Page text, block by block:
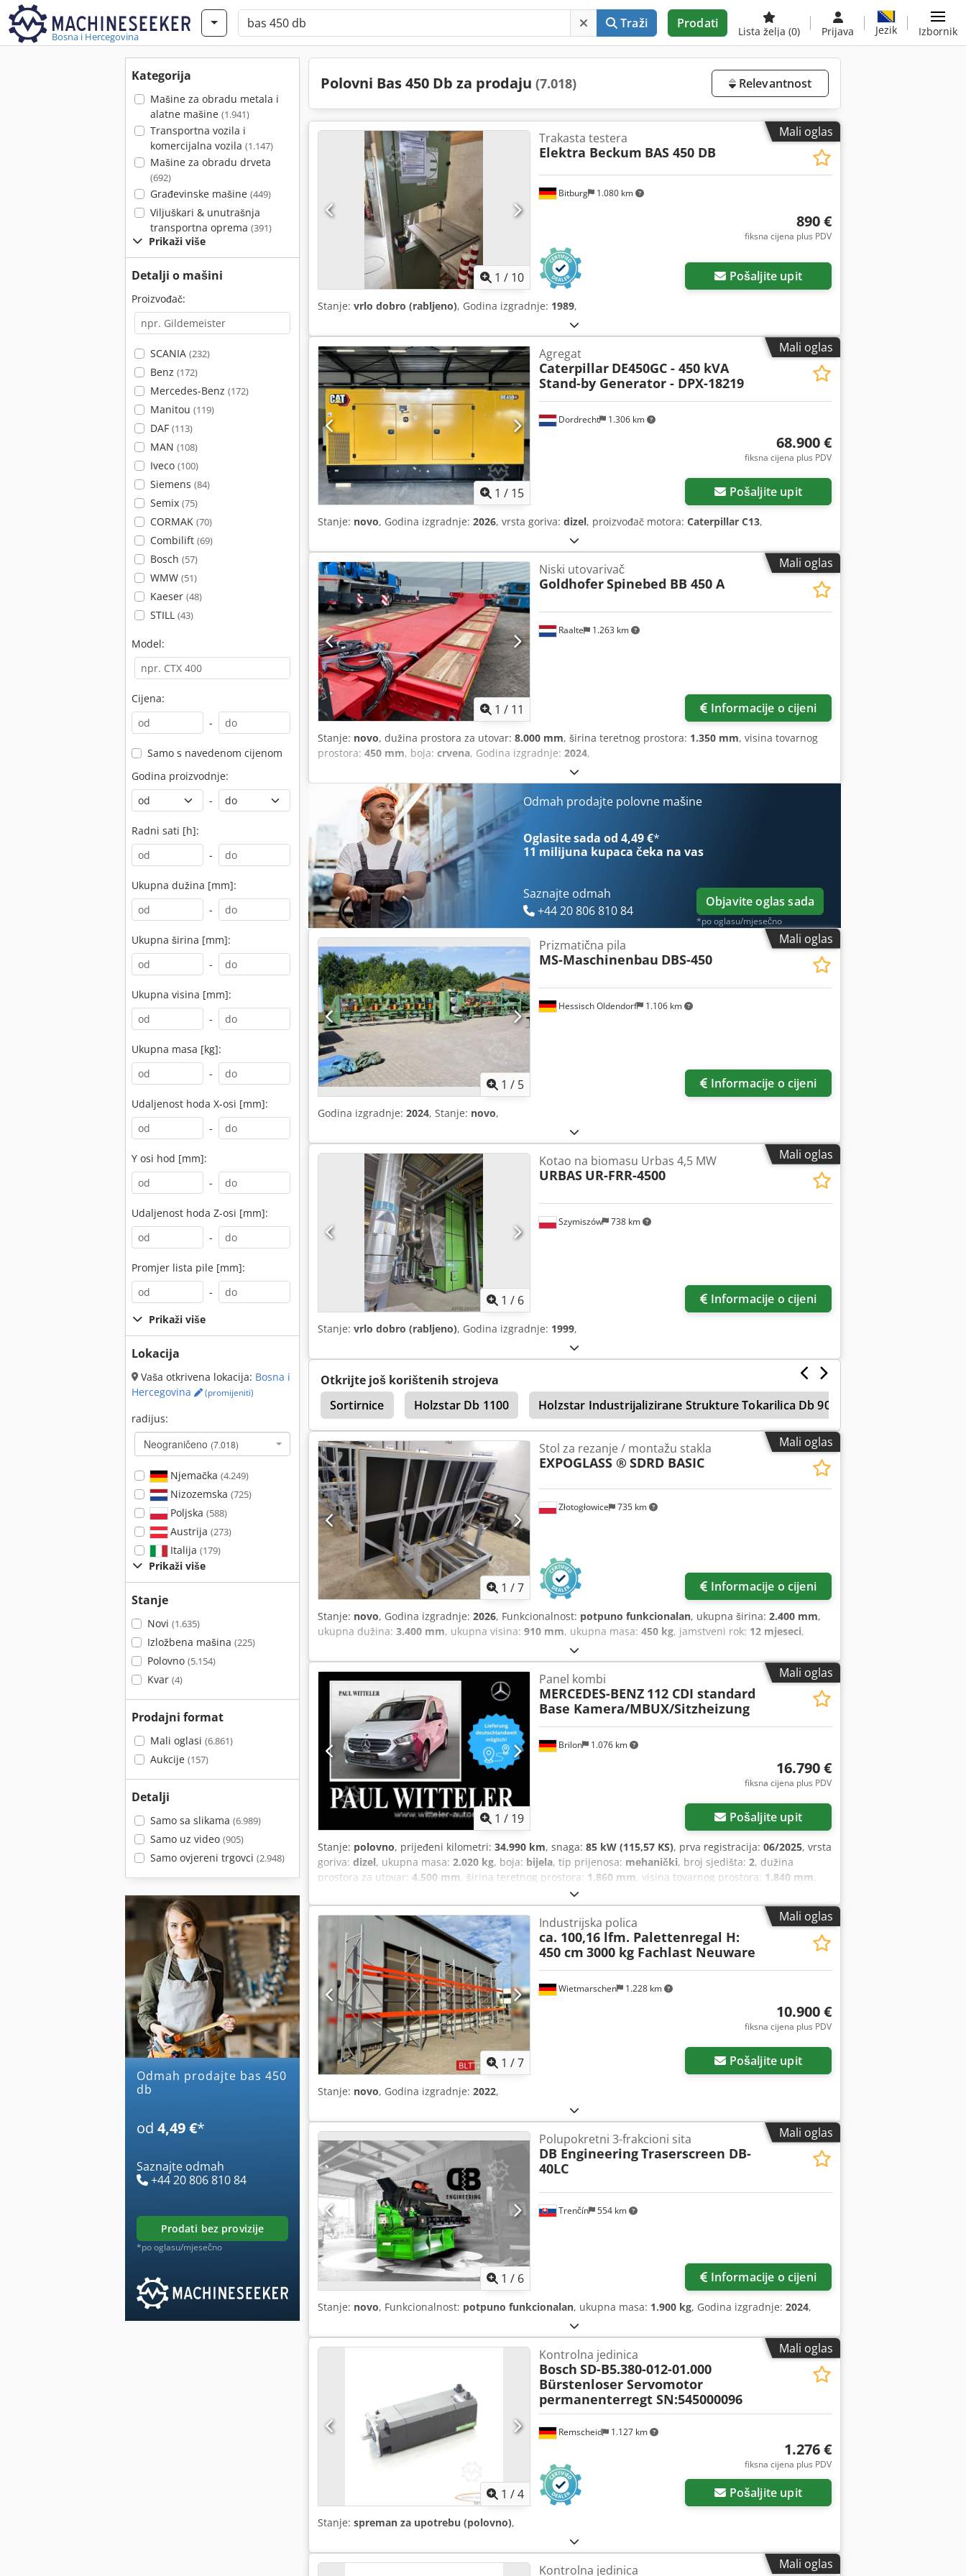
Bosna i Hercegovina
Traži Prodati
Lista želja (0) Prijava Jezik Izbornik
Kategorija
Mašine za obradu metala i
alatne mašine (1.941)
Transportna vozila i
komercijalna vozila (1.147)
Mašine za obradu drveta
(692)
Građevinske mašine (449)
Viljuškari & unutrašnja
transportna oprema (391)
Prikaži više
Detalji o mašini
Proizvođač:
SCANIA (232)
Benz (172)
Mercedes-Benz (172)
Manitou (119)
DAF (113)
MAN (108)
Iveco (100)
Siemens (84)
Semix (75)
CORMAK (70)
Combilift (69)
Bosch (57)
WMW (51)
Kaeser (48)
STILL (43)
Model:
Cijena:
-
Samo s navedenom cijenom
Godina proizvodnje:
-
Radni sati [h]:
-
Ukupna dužina [mm]:
-
Ukupna širina [mm]:
-
Ukupna visina [mm]:
-
Ukupna masa [kg]:
-
Udaljenost hoda X-osi [mm]:
-
Y osi hod [mm]:
-
Udaljenost hoda Z-osi [mm]:
-
Promjer lista pile [mm]:
-
Prikaži više
Lokacija
Vaša otkrivena lokacija: Bosna i
Hercegovina
(promijeniti)
radijus:
Neograničeno (7.018)
Njemačka (4.249)
Nizozemska (725)
Poljska (588)
Austrija (273)
Italija (179)
Prikaži više
Stanje
Novi (1.635)
Izložbena mašina (225)
Polovno (5.154)
Kvar (4)
Prodajni format
Mali oglasi (6.861)
Aukcije (157)
Detalji
Samo sa slikama (6.989)
Samo uz video (905)
Samo ovjereni trgovci (2.948)
Odmah prodajte bas 450
db
od 4,49 €*
Saznajte odmah
+44 20 806 810 84
prodati bez provizije
*po oglasu/mjesečno
Polovni Bas 450 Db za prodaju (7.018) Relevantnost
Mali oglas
1 / 10
Bitburg 1.080 km
Trakasta testera
Elektra Beckum BAS 450 DB
890 €
fiksna cijena plus PDV
Pošaljite upit
Stanje: vrlo dobro (rabljeno), Godina izgradnje: 1989,
Mali oglas
1 / 15
Dordrecht 1.306 km
Agregat
Caterpillar DE450GC - 450 kVA
Stand-by Generator - DPX-18219
68.900 €
fiksna cijena plus PDV
Pošaljite upit
Stanje: novo, Godina izgradnje: 2026, vrsta goriva: dizel, proizvođač motora: Caterpillar C13,
Mali oglas
1 / 11
Raalte 1.263 km
Niski utovarivač
GoldhoferSpinebed BB 450 A
Informacije o cijeni
Stanje: novo, dužina prostora za utovar: 8.000 mm, širina teretnog prostora: 1.350 mm, visina tovarnog
prostora: 450 mm, boja: crvena, Godina izgradnje: 2024,
Odmah prodajte polovne mašine
Oglasite sada od 4,49 €*
11 milijuna kupaca čeka na vas
Saznajte odmah
+44 20 806 810 84
Objavite oglas sada
*po oglasu/mjesečno
Mali oglas
1 / 5
Hessisch Oldendorf 1.106 km
Prizmatična pila
MS-Maschinenbau DBS-450
Informacije o cijeni
Godina izgradnje: 2024, Stanje: novo,
Mali oglas
1 / 6
Szymiszów 738 km
Kotao na biomasu Urbas 4,5 MW
URBAS UR-FRR-4500
Informacije o cijeni
Stanje: vrlo dobro (rabljeno), Godina izgradnje: 1999,
Otkrijte još korištenih strojeva
Sortirnice
Holzstar Db 1100 Holzstar Industrijalizirane Strukture Tokarilica Db 900
Mali oglas
1 /7
Złotogłowice 735 km
Stol za rezanje / montažu stakla
EXPOGLASS ® SDRD BASIC
Informacije o cijeni
Stanje: novo, Godina izgradnje: 2026, Funkcionalnost: potpuno funkcionalan, ukupna širina: 2.400 mm,
ukupna dužina: 3.400 mm, ukupna visina: 910 mm, ukupna masa: 450 kg, jamstveni rok: 12 mjeseci,
Mali oglas
1 / 19
Brilon 1.076 km
Panel kombi
MERCEDES-BENZ 112 CDI standard
Base Kamera/MBUX/Sitzheizung
16.790 €
fiksna cijena plus PDV
Pošaljite upit
Stanje: polovno, prijeđeni kilometri: 34.990 km, snaga: 85 kW (115,57 KS), prva registracija: 06/2025, vrsta
goriva: dizel, ukupna masa: 2.020 kg, boja: bijela, tip prijenosa: mehanički, broj sjedišta: 2, dužina
prostora za utovar: 4.500 mm, širina teretnog prostora: 1.860 mm, visina tovarnog prostora: 1.840 mm,
ABS, centralno zaključavanje, elektronički program stabilnosti (ESP),
filter čađi, klima-uređaj,
Mali oglas
1 /7
Wietmarschen 1.228 km
Industrijska polica
ca. 100,16 lfm. Palettenregal H:
450 cm 3000 kg Fachlast Neuware
10.900 €
fiksna cijena plus PDV
Pošaljite upit
Stanje: novo, Godina izgradnje: 2022,
Mali oglas
1 / 6
Trenčín 554 km
Polupokretni 3-frakcioni sita
DB EngineeringTraserscreen DB-
40LC
Informacije o cijeni
Stanje: novo, Funkcionalnost: potpuno funkcionalan, ukupna masa: 1.900 kg, Godina izgradnje: 2024,
Mali oglas
1 /4
Remscheid 1.127 km
Kontrolna jedinica
Bosch SD-B5.380-012-01.000
Bürstenloser Servomotor
permanenterregt SN:545000096
1.276 €
fiksna cijena plus PDV
Pošaljite upit
Stanje: spreman za upotrebu (polovno),
Mali oglas
Kontrolna jedinica